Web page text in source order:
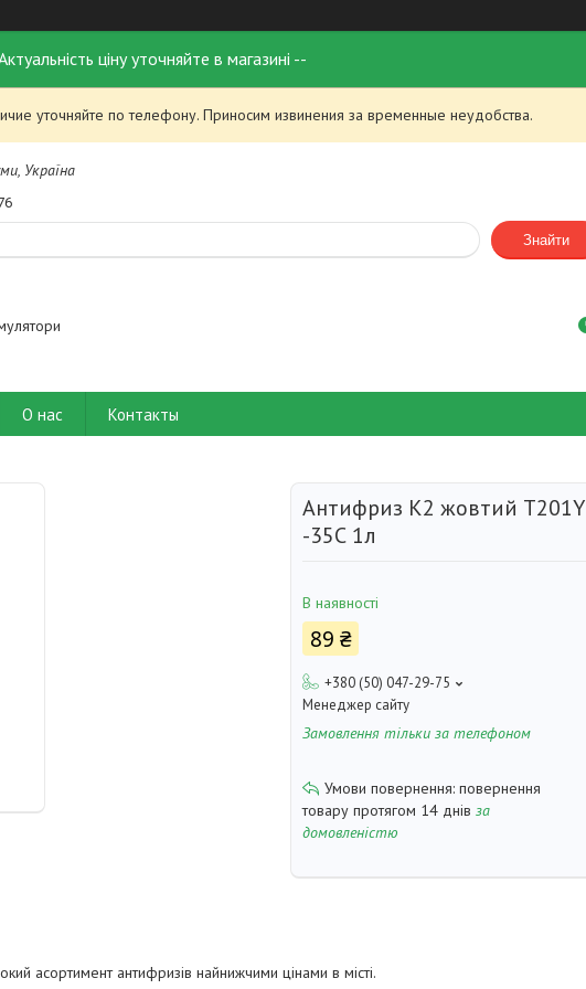
ціну уточняйте в магазині --
уточняйте по телефону. Приносим извинения за временные неудобства.
Україна
Знайти
О нас Контакты
Антифриз К2 жовтий Т201Y
-35С 1л
В наявності
89 ₴
+380 (50) 047-29-75
Менеджер сайту
Замовлення тільки за телефоном
повернення
товару протягом 14 днів за
домовленістю
асортимент антифризів найнижчими цінами в місті.